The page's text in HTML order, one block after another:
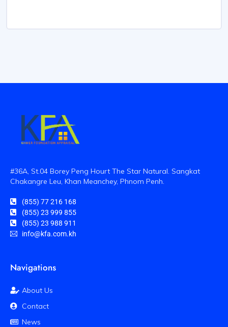
#36A, St.04 Borey Peng Hourt The Star Natural. Sangkat
Chakangre Leu, Khan Meanchey, Phnom Penh.
(855) 77 216 168
(855) 23 999 855
(855) 23 988 911
info@kfa.com.kh
Navigations
About Us
Contact
News